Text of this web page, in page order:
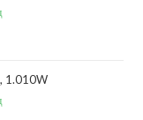
28.790,00 рсд.
1.010W